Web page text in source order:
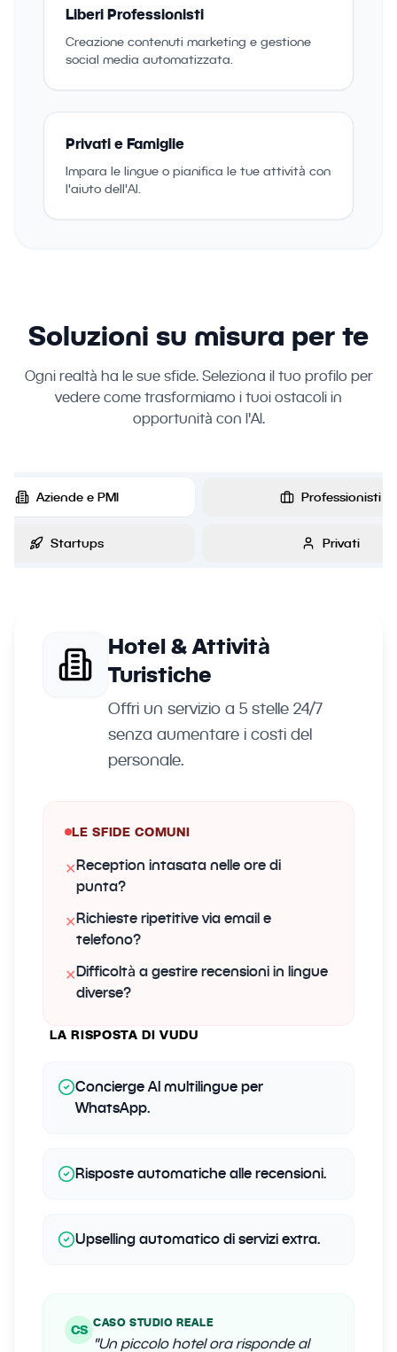
Liberi Professionisti
Creazione contenuti marketing e gestione
social media automatizzata.
Privati e Famiglie
Impara le lingue o pianifica le tue attività con
l'aiuto dell'AI.
Soluzioni su misura per te
Ogni realtà ha le sue sfide. Seleziona il tuo profilo per
vedere come trasformiamo i tuoi ostacoli in
opportunità con l'AI.
Aziende e PMI Professionisti
Startups Privati
Hotel & Attività
Turistiche
Offri un servizio a 5 stelle 24/7
senza aumentare i costi del
personale.
LE SFIDE COMUNI
✕Reception intasata nelle ore di
punta?
✕Richieste ripetitive via email e
telefono?
✕Difficoltà a gestire recensioni in lingue
diverse?
LA RISPOSTA DI VUDU
Concierge AI multilingue per
WhatsApp.
Risposte automatiche alle recensioni.
Upselling automatico di servizi extra.
CS
CASO STUDIO REALE
"Un piccolo hotel ora risponde al